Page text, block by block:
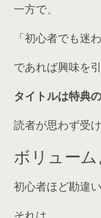
一方で、
「初心者でも迷
であれば興味を引
タイトルは特典
読者が思わず受
ボリュー
初心者ほど勘違